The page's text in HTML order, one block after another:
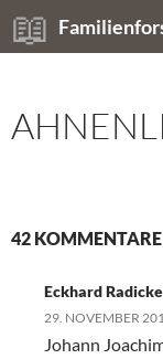
Zum
Inhalt
Suchen
42
Eckhard Radicke
29. NOVEMBER
Johann